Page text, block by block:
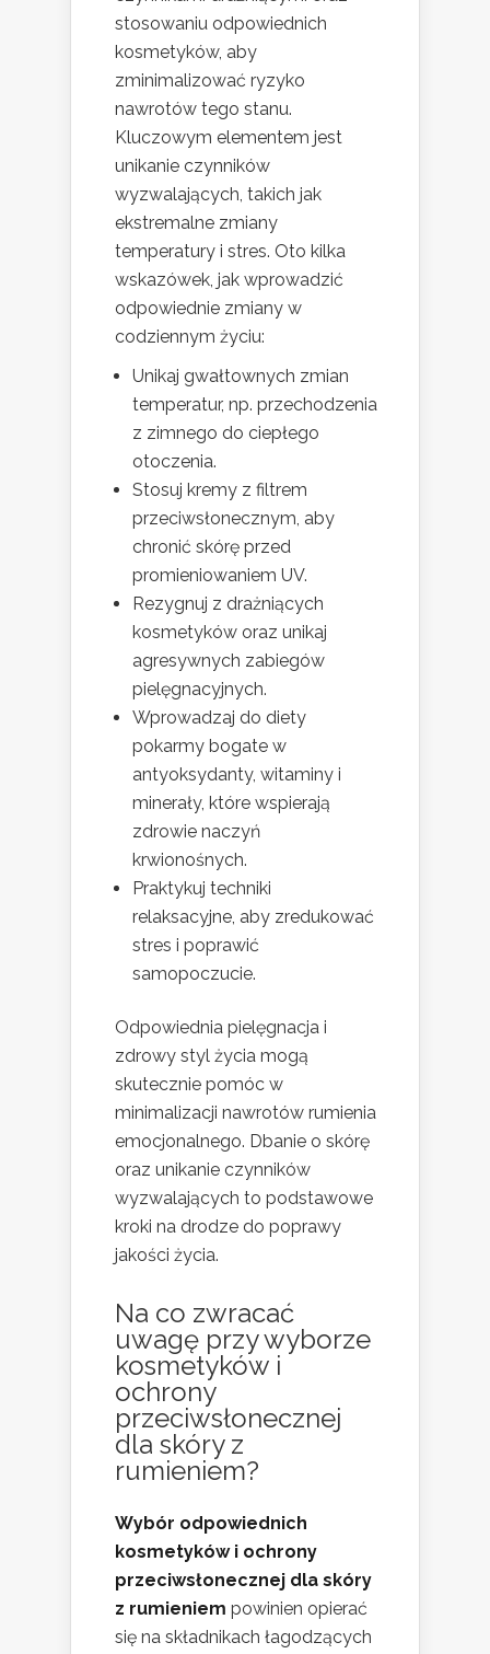
stosowaniu odpowiednich
kosmetyków, aby
zminimalizować ryzyko
nawrotów tego stanu.
Kluczowym elementem jest
unikanie czynników
wyzwalających, takich jak
ekstremalne zmiany
temperatury i stres. Oto kilka
wskazówek, jak wprowadzić
odpowiednie zmiany w
codziennym życiu:
Unikaj gwałtownych zmian
temperatur, np. przechodzenia
z zimnego do ciepłego
otoczenia.
Stosuj kremy z filtrem
przeciwsłonecznym, aby
chronić skórę przed
promieniowaniem UV.
Rezygnuj z drażniących
kosmetyków oraz unikaj
agresywnych zabiegów
pielęgnacyjnych.
Wprowadzaj do diety
pokarmy bogate w
antyoksydanty, witaminy i
minerały, które wspierają
zdrowie naczyń
krwionośnych.
Praktykuj techniki
relaksacyjne, aby zredukować
stres i poprawić
samopoczucie.
Odpowiednia pielęgnacja i
zdrowy styl życia mogą
skutecznie pomóc w
minimalizacji nawrotów rumienia
emocjonalnego. Dbanie o skórę
oraz unikanie czynników
wyzwalających to podstawowe
kroki na drodze do poprawy
jakości życia.
Na co zwracać
uwagę przy wyborze
kosmetyków i
ochrony
przeciwsłonecznej
dla skóry z
rumieniem?
Wybór odpowiednich
kosmetyków i ochrony
przeciwsłonecznej dla skóry
z rumieniem powinien opierać
się na składnikach łagodzących